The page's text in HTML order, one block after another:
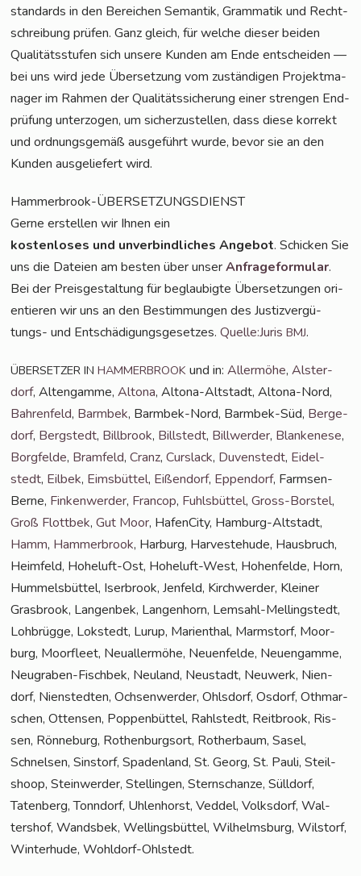
stan­dards in den Berei­chen Seman­tik, Gram­ma­tik und Recht­
schrei­bung prü­fen. Ganz gleich, für wel­che die­ser bei­den
Qua­li­täts­stu­fen sich unse­re Kun­den am Ende ent­schei­den —
bei uns wird jede Über­set­zung vom zustän­di­gen Pro­jekt­ma­
na­ger im Rah­men der Qua­li­täts­si­che­rung einer stren­gen End­
prü­fung unter­zo­gen, um sicher­zu­stel­len, dass die­se kor­rekt
und ord­nungs­ge­mäß aus­ge­führt wur­de, bevor sie an den
Kun­den aus­ge­lie­fert wird.
Ham­mer­brook-ÜBER­SET­ZUNGS­DIENST
Ger­ne erstel­len wir Ihnen ein
kos­ten­lo­ses und unver­bind­li­ches Ange­bot. Schi­cken Sie
uns die Datei­en am bes­ten über unserAnfra­ge­for­mu­lar.
Bei der Preis­ge­stal­tung für beglau­big­te Über­set­zun­gen ori­
en­tie­ren wir uns an den Bestim­mun­gen des Jus­tiz­ver­gü­
tungs- und Ent­schä­di­gungs­ge­set­zes.Quelle:JurisBMJ.
ÜBERSETZER IN HAMMERBROOK und in:Aller­mö­he,Als­ter­
dorf, Alten­gam­me,Alto­na, Alto­na-Alt­stadt, Alto­na-Nord,
Bah­ren­feld, Barm­bek, Barm­bek-Nord, Barm­bek-Süd, Ber­ge­
dorf, Berg­stedt, Bill­brook, Bill­stedt, Bill­wer­der, Blan­ke­ne­se,
Borg­fel­de, Bramfeld,Cranz,Curs­lack, Duven­stedt, Eidel­
stedt, Eil­bek, Eims­büt­tel, Eißen­dorf, Eppen­dorf, Farm­sen-
Ber­ne, Fin­ken­wer­der, Fran­cop, Fuhls­büt­tel,Gross-Bors­tel,
Groß Flott­bek,Gut Moor, Hafen­Ci­ty, Ham­burg-Alt­stadt,
Hamm, Ham­mer­brook, Har­burg, Har­ve­ste­hu­de, Haus­bruch,
Heim­feld, Hohe­luft-Ost, Hohe­luft-West, Hohen­fel­de, Horn,
Hum­mels­büt­tel, Iser­brook, Jen­feld, Kirch­wer­der, Klei­ner
Gras­brook, Lan­gen­bek, Lan­gen­horn, Lem­sahl-Mel­ling­s­tedt,
Loh­brüg­ge, Lok­stedt, Lurup, Mari­en­thal, Marmstorf, Moor­
burg, Moor­fleet, Neu­al­ler­mö­he, Neu­en­fel­de, Neu­en­gam­me,
Neu­gra­ben-Fisch­bek, Neu­land, Neu­stadt, Neu­werk, Nien­
dorf, Nien­sted­ten, Och­sen­wer­der, Ohls­dorf, Osdorf, Oth­mar­
schen, Otten­sen, Pop­pen­büt­tel, Rahl­stedt, Reit­brook, Ris­
sen, Rön­ne­burg, Rothen­burg­sort, Rother­baum, Sasel,
Schnel­sen, Sinstorf, Spa­den­land, St. Georg, St. Pau­li, Steil­
shoop, Stein­wer­der, Stel­lin­gen, Stern­schan­ze, Süll­dorf,
Taten­berg, Tonn­dorf, Uhlen­horst, Ved­del, Volks­dorf, Wal­
ters­hof, Wands­bek, Wel­lings­büt­tel, Wil­helms­burg, Wilstorf,
Win­ter­hu­de, Wohldorf-Ohlstedt.